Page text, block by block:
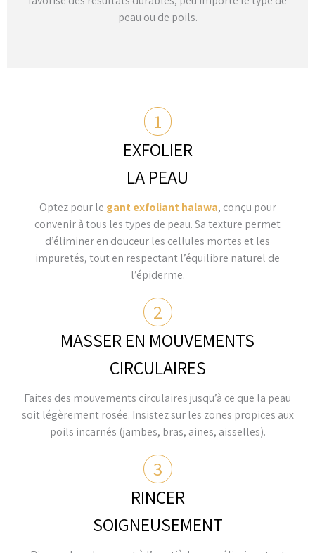
peau ou de poils.
1
EXFOLIER
LA PEAU
Optez pour le gant exfoliant halawa, conçu pour
convenir à tous les types de peau. Sa texture permet
d’éliminer en douceur les cellules mortes et les
impuretés, tout en respectant l’équilibre naturel de
l’épiderme.
2
MASSER EN MOUVEMENTS
CIRCULAIRES
Faites des mouvements circulaires jusqu’à ce que la peau
soit légèrement rosée. Insistez sur les zones propices aux
poils incarnés (jambes, bras, aines, aisselles).
3
RINCER
SOIGNEUSEMENT